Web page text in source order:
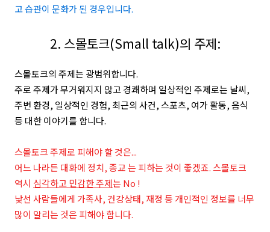
고 습관이 문화가 된 경우입니다.
2. 스몰토크(Small talk)의 주제:
스몰토크의 주제는 광범위합니다.
주로주제가 무거워지지 않고 경쾌하며 일상적인 주제로는 날씨,
주변 환경, 일상적인 경험, 최근의 사건, 스포츠, 여가 활동, 음식
등 대한 이야기를 합니다.
스몰토크 주제로 피해야 할 것은...
어느 나라든 대화에 정치, 종교 는 피하는 것이 좋겠죠. 스몰토크
역시 심각하고 민감한 주제는 No !
낯선 사람들에게 가족사, 건강상태, 재정 등 개인적인 정보를 너무
많이 알리는 것은 피해야 합니다.